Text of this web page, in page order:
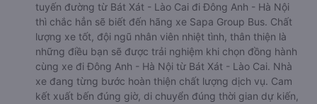
tuyến đường từ Bát Xát - Lào Cai đi Đông Anh - Hà Nội
thì chắc hẳn sẽ biết đến hãng xe Sapa Group Bus. Chất
lượng xe tốt, đội ngũ nhân viên nhiệt tình, thân thiện là
những điều bạn sẽ được trải nghiệm khi chọn đồng hành
cùng xe đi Đông Anh - Hà Nội từ Bát Xát - Lào Cai. Nhà
xe đang từng bước hoàn thiện chất lượng dịch vụ. Cam
kết xuất bến đúng giờ, di chuyển đúng thời gian dự kiến,